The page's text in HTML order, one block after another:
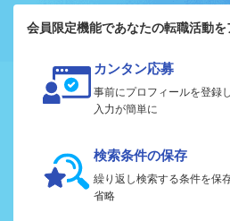
会員限定機能であなたの転職活動を
カンタン応募
事前にプロフィールを登録
入力が簡単に
検索条件の保存
繰り返し検索する条件を保
省略